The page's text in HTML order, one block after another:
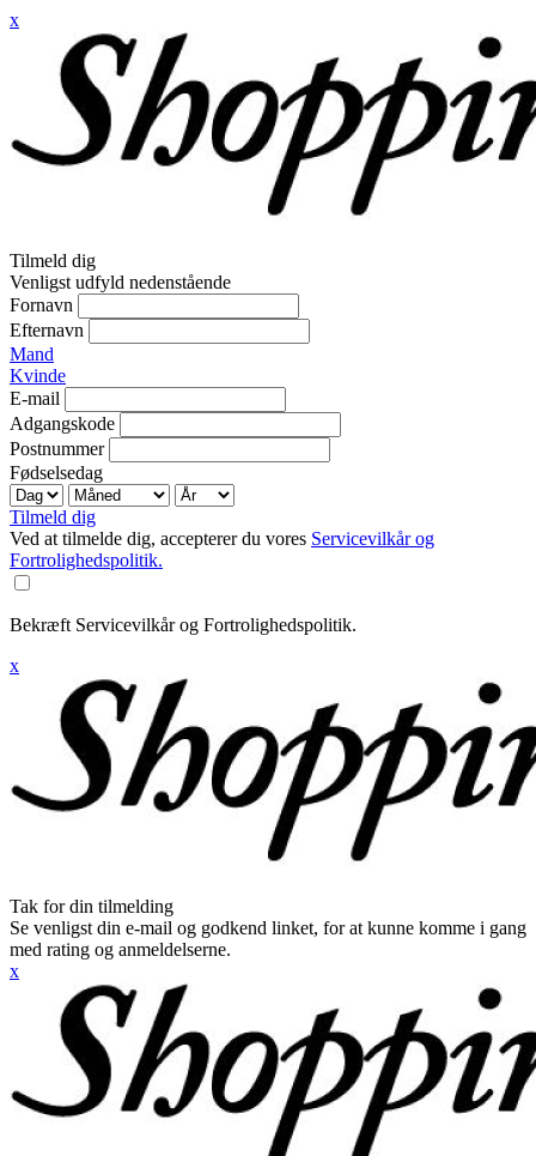
x
Tilmeld dig
Venligst udfyld nedenstående
Fornavn
Efternavn
Mand
Kvinde
E-mail
Adgangskode
Postnummer
Fødselsedag
Tilmeld dig
Ved at tilmelde dig, accepterer du vores Servicevilkår og
Fortrolighedspolitik.
Bekræft Servicevilkår og Fortrolighedspolitik.
x
Tak for din tilmelding
Se venligst din e-mail og godkend linket, for at kunne komme i gang
med rating og anmeldelserne.
x